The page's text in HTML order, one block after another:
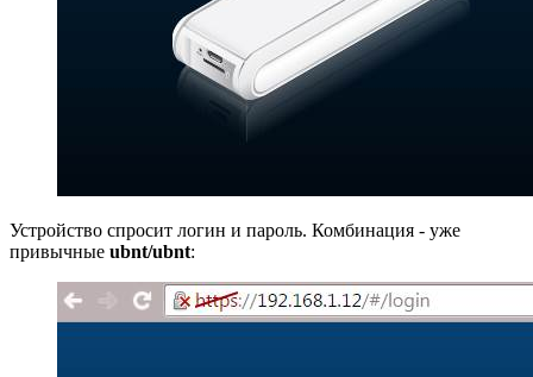
Устройство спросит логин и пароль. Комбинация - уже
привычные ubnt/ubnt: